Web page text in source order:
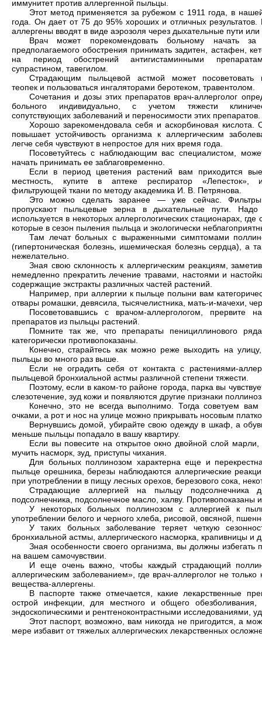
иммунитет против аллергенной пыльцы.
Этот метод применяется за рубежом с 1911 года, в
года. Он дает от 75 до 95% хороших и отличных
аллергены вводят в виде аэрозоля через дыхательные пути или
Врач может порекомендовать больному начать
предполагаемого обострения принимать задитен, астафен,
на период обострений антигистаминными
супрастином, тавегилом.
Страдающим пыльцевой астмой может посоветовать
теопек и пользоваться ингаляторами беротеком, травентолом.
Сочетания и дозы этих препаратов врач-аллерголог
больного индивидуально, с учетом тяжести
сопутствующих заболеваний и переносимости этих препаратов.
Хорошо зарекомендовала себя и аскорбиновая кислота.
повышает устойчивость организма к аллергическим
легче себя чувствуют в непростое для них время года.
Посоветуйтесь с наблюдающим вас специалистом,
начать принимать ее заблаговременно.
Если в период цветения растений вам приходится
местность, купите в аптеке респиратор «Лепесток»,
фильтрующей ткани по методу академика И. В. Петрянова.
Это можно сделать заранее — уже сейчас.
пропускают пыльцевые зерна в дыхательные пути. Надо
используется в некоторых аллергологических стационарах,
которые в сезон пыления пыльца и экологически
Там лечат больных с выраженными симптомами
(гипертоническая болезнь, ишемическая болезнь сердца), а
нежелательно.
Зная свою склонность к аллергическим реакциям,
немедленно прекратить лечение травами, настоями и
содержащие экстракты различных частей растений.
Например, при аллергии к пыльце полыни вам
отвары ромашки, девясила, тысячелистника, мать-и-мачехи,
Посоветовавшись с врачом-аллергологом, прервите
препаратов из пыльцы растений.
Помните так же, что препараты пенициллинового
категорически противопоказаны.
Конечно, старайтесь как можно реже выходить на
пыльцы во много раз выше.
Если не оградить себя от контакта с растениями-
пыльцевой бронхиальной астмы различной степени тяжести.
Поэтому, если в каком-то районе города, парка вы
слезотечение, зуд кожи и появляются другие признаки
Конечно, это не всегда выполнимо. Тогда советуем
очками, а рот и нос на улице можно прикрывать носовым
Вернувшись домой, убирайте свою одежду в шкаф, а
меньше пыльцы попадало в вашу квартиру.
Если вы повесите на открытое окно двойной слой
мучить насморк, зуд, приступы чихания.
Для больных поллинозом характерна еще и
пыльце орешника, березы наблюдаются аллергические
при употреблении в пищу лесных орехов, березового сока,
Страдающие аллергией на пыльцу подсолнечника
подсолнечника, подсолнечное масло, халву.
У некоторых больных поллинозом с аллергией к
употреблении белого и черного хлеба, рисовой, овсяной,
У таких больных заболевание теряет четкую
бронхиальной астмы, аллергического насморка, крапивницы и
Зная особенности своего организма, вы должны избегать
на вашем самочувствии.
И еще очень важно, чтобы каждый страдающий
аллергическим заболеванием», где врач-аллерголог не
вещества-аллергены.
В паспорте также отмечается, какие лекарственные
острой инфекции, для местного и общего
эндоскопическими и рентгеноконтрастными исследованиями,
Этот паспорт, возможно, вам никогда не пригодится, а
мере избавит от тяжелых аллергических лекарственных